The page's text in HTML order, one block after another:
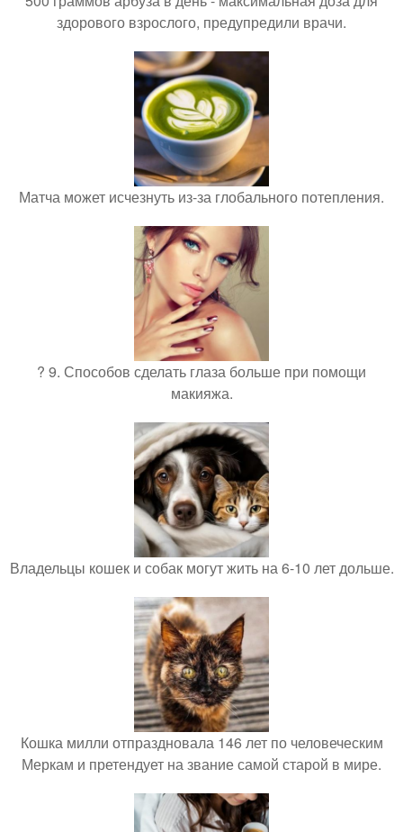
здорового взрослого, предупредили врачи.
Матча может исчезнуть из-за глобального потепления.
? 9. Способов сделать глаза больше при помощи
макияжа.
Владельцы кошек и собак могут жить на 6-10 лет дольше.
Кошка милли отпраздновала 146 лет по человеческим
Меркам и претендует на звание самой старой в мире.